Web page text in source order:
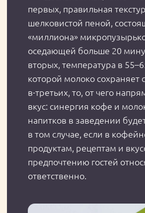
производителю. На них отвечает
Екатерина Дюрр, заместитель
руководителя управления маркетинга
Во сколько обойдется отелю
покупка качественного молока?
— Молоко «ЭкоНива» находится в
ценовом сегменте «средний/выше
перейти на более дорогое и
качественное молоко, то в перерасчете
составит всего несколько рублей.